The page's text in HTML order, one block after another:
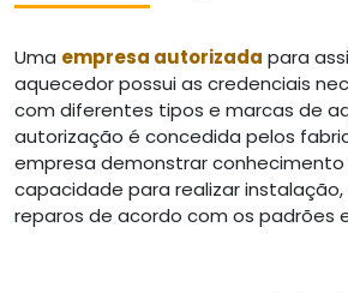
Uma empresa autorizada para
aquecedor possui as credenciais
com diferentes tipos e marcas de
autorização é concedida pelos
empresa demonstrar
capacidade para realizar
reparos de acordo com os padrões